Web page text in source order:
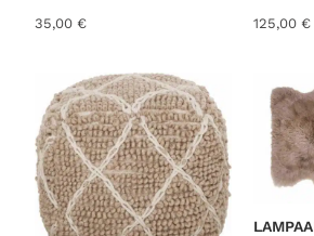
35,00 € 125,00 €